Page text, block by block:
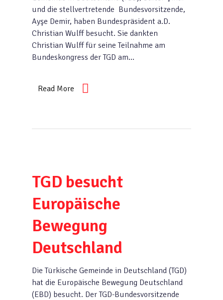
und die stellvertretende Bundesvorsitzende,
Ayşe Demir, haben Bundespräsident a.D.
Christian Wulff besucht. Sie dankten
Christian Wulff für seine Teilnahme am
Bundeskongress der TGD am…
Read More
TGD besucht
Europäische
Bewegung
Deutschland
Die Türkische Gemeinde in Deutschland (TGD)
hat die Europäische Bewegung Deutschland
(EBD) besucht. Der TGD-Bundesvorsitzende